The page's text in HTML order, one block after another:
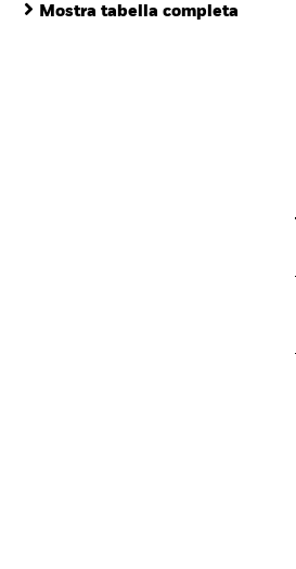
Mostra tabella completa